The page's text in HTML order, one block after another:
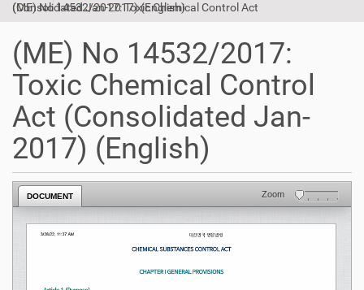
(ME) No 14532/2017: Toxic Chemical Control Act (Consolidated Jan-2017) (English)
(ME) No 14532/2017:
Toxic Chemical Control
Act (Consolidated Jan-
2017) (English)
DOCUMENT Zoom